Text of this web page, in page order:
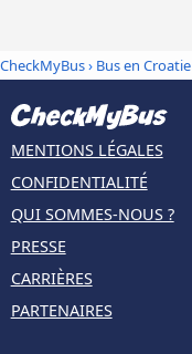
CheckMyBus› Bus en Croatie
MENTIONS LÉGALES
CONFIDENTIALITÉ
QUI SOMMES-NOUS ?
PRESSE
CARRIÈRES
PARTENAIRES